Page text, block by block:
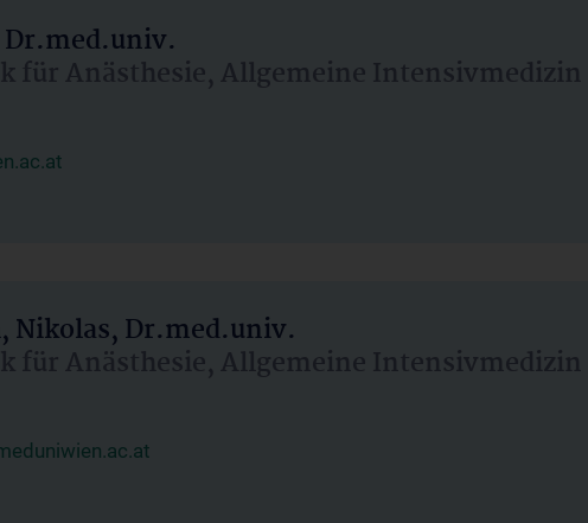
Anästhesie, Allgemeine Intensivmedizin
Nikolas, Dr.med.univ.
Anästhesie, Allgemeine Intensivmedizin